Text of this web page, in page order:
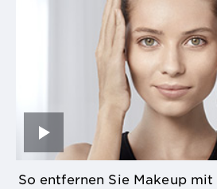
So entfernen Sie Makeup mit